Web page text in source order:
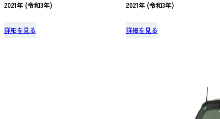
2021年 (令和3年)
詳細を見る
2021年 (令和3年)
詳細を見る